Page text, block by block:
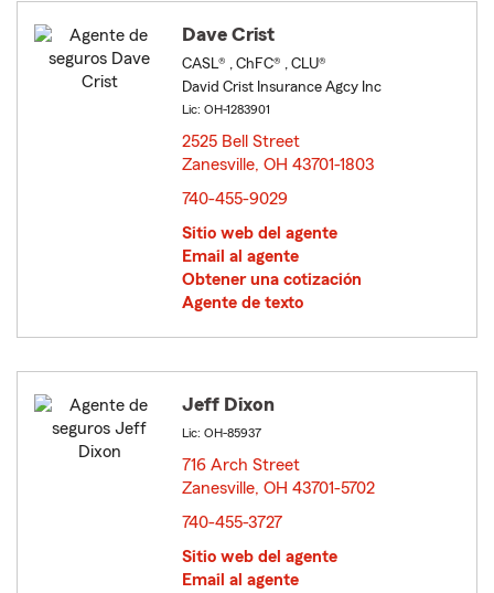
Dave Crist
CASL® , ChFC® , CLU®
David Crist Insurance Agcy Inc
Lic: OH-1283901
2525 Bell Street
Zanesville, OH 43701-1803
740-455-9029
Sitio web del agente
Email al agente
Obtener una cotización
Agente de texto
Jeff Dixon
Lic: OH-85937
716 Arch Street
Zanesville, OH 43701-5702
740-455-3727
Sitio web del agente
Email al agente